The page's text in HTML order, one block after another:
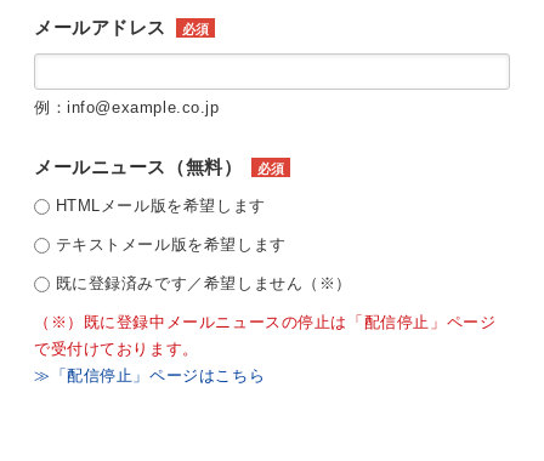
メールアドレス 必須
例：info@example.co.jp
メールニュース（無料） 必須
HTMLメール版を希望します
テキストメール版を希望します
既に登録済みです／希望しません（※）
（※）既に登録中メールニュースの停止は「配信停止」ページ
で受付けております。
≫「配信停止」ページはこちら